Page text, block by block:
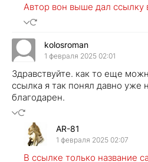
Автор вон выше дал ссылку
kolosroman
1 февраля 2025 02:01
Здравствуйте. как то еще
ссылка я так понял давно уже
благодарен.
AR-81
1 февраля 2025 02:07
В ссылке только название